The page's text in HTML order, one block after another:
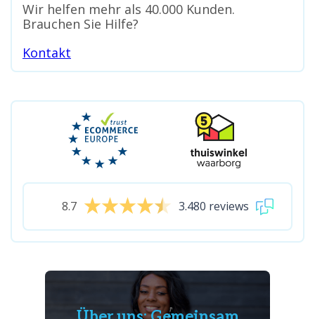
Wir helfen mehr als 40.000 Kunden.
Brauchen Sie Hilfe?
Kontakt
8.7 3.480 reviews